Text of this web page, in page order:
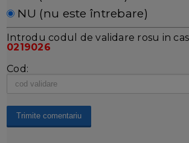
NU (nu este întrebare)
Introdu codul de validare rosu in
0219026
Cod: